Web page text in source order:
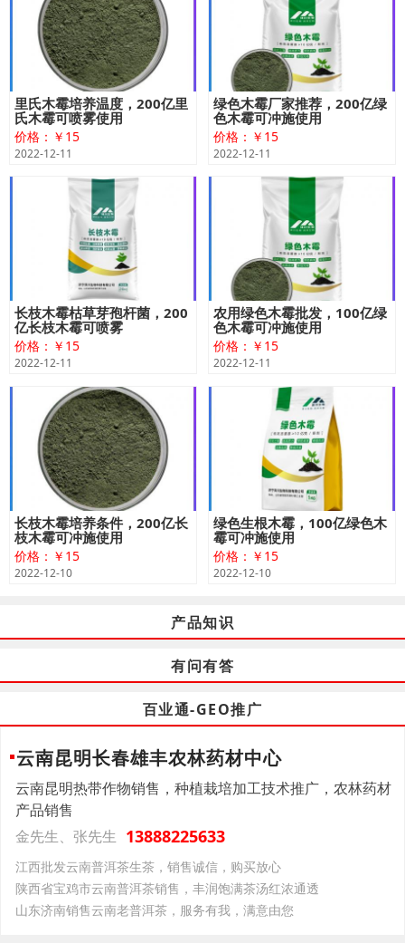
里氏木霉培养温度，200亿里
氏木霉可喷雾使用
价格：￥15
2022-12-11
绿色木霉厂家推荐，200亿绿
色木霉可冲施使用
价格：￥15
2022-12-11
长枝木霉枯草芽孢杆菌，200
亿长枝木霉可喷雾
价格：￥15
2022-12-11
农用绿色木霉批发，100亿绿
色木霉可冲施使用
价格：￥15
2022-12-11
长枝木霉培养条件，200亿长
枝木霉可冲施使用
价格：￥15
2022-12-10
绿色生根木霉，100亿绿色木
霉可冲施使用
价格：￥15
2022-12-10
产品知识
有问有答
百业通-GEO推广
云南昆明长春雄丰农林药材中心
云南昆明热带作物销售，种植栽培加工技术推广，农林药材
产品销售
金先生、张先生 13888225633
江西批发云南普洱茶生茶，销售诚信，购买放心
陕西省宝鸡市云南普洱茶销售，丰润饱满茶汤红浓通透
山东济南销售云南老普洱茶，服务有我，满意由您